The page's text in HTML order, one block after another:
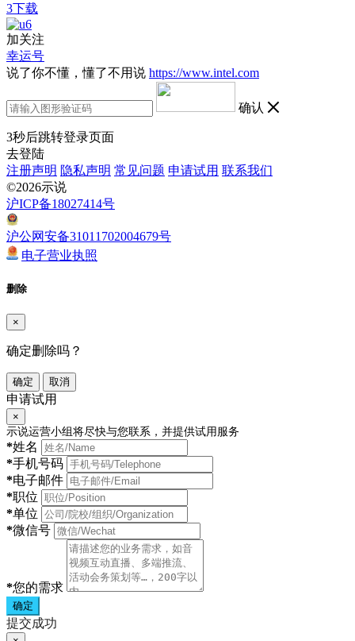
3下载
加关注
幸运号
说了你不懂，懂了不用说 https://www.intel.com
确认
3秒后跳转登录页面
去登陆
注册声明 隐私声明 常见问题 申请试用 联系我们
©2026示说
沪ICP备18027414号
沪公网安备31011702004679号
电子营业执照
删除
×
确定删除吗？
确定 取消
申请试用
×
示说运营小组将尽快与您联系，并提供试用服务
*姓名
*手机号码
*电子邮件
*职位
*单位
*微信号
*您的需求
确定
提交成功